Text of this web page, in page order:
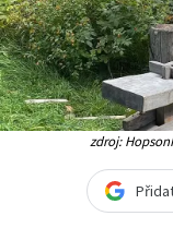
zdroj: